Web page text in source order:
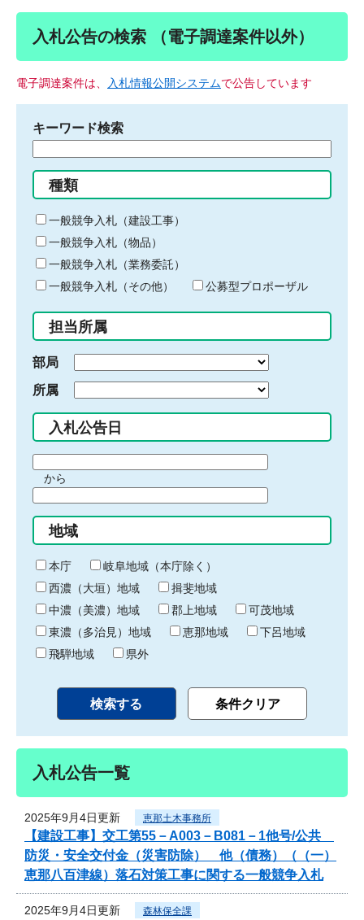
入札公告の検索 （電子調達案件以外）
電子調達案件は、 入札情報公開システムで公告しています
キーワード検索
る
キ
ー
ワ
ー
ド
入
力
種類
一般競争入札（建設工事）
一般競争入札（物品）
一般競争入札（業務委託）
一般競争入札（その他）
公募型プロポーザル
担当所属
部局
所属
入札公告日
間
始
り
から
間
終
わ
り
地域
本庁
岐阜地域（本庁除く）
西濃（大垣）地域
揖斐地域
中濃（美濃）地域
郡上地域
可茂地域
東濃（多治見）地域
恵那地域
下呂地域
飛騨地域
県外
入札公告一覧
2025年9月4日更新 恵那土木事務所
【建設工事】交工第55－A003－B081－1他号/公共
防災・安全交付金（災害防除） 他（債務）（（一）
恵那八百津線）落石対策工事に関する一般競争入札
2025年9月4日更新 森林保全課